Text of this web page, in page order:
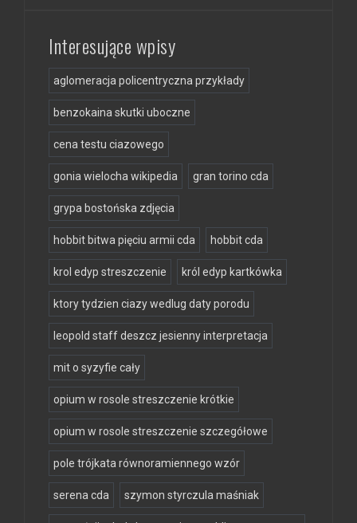
Interesujące wpisy
aglomeracja policentryczna przykłady
benzokaina skutki uboczne
cena testu ciazowego
gonia wielocha wikipedia gran torino cda
grypa bostońska zdjęcia
hobbit bitwa pięciu armii cda hobbit cda
krol edyp streszczenie król edyp kartkówka
ktory tydzien ciazy wedlug daty porodu
leopold staff deszcz jesienny interpretacja
mit o syzyfie cały
opium w rosole streszczenie krótkie
opium w rosole streszczenie szczegółowe
pole trójkata równoramiennego wzór
serena cda szymon styrczula maśniak